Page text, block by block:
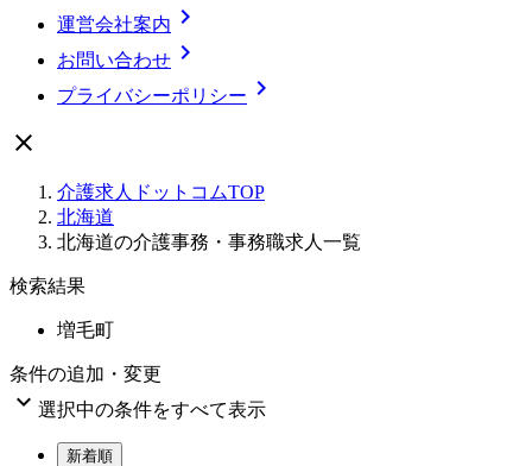
運営会社案内 
お問い合わせ 
プライバシーポリシー 

介護求人ドットコムTOP
北海道
北海道の介護事務・事務職求人一覧
検索結果
増毛町
条件の追加・変更
 選択中の条件をすべて表示
新着順